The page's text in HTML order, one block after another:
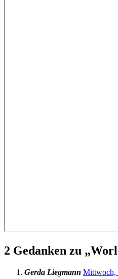
2 Gedanken zu „
Gerda Liegmann Mittwoch,